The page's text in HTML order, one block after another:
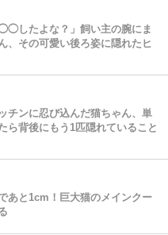
◯◯したよな？」飼い主の腕にま
、その可愛い後ろ姿に隠れたヒ
チンに忍び込んだ猫ちゃん、単
ら背後にもう1匹隠れていること
あと1cm！巨大猫のメインクー